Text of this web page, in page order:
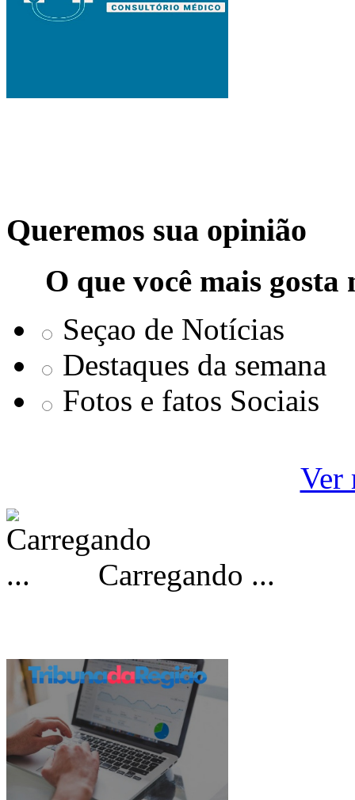
Queremos sua opinião
O que você mais
Seçao de Notícias
Destaques da semana
Fotos e fatos Sociais
Ver
Carregando ...